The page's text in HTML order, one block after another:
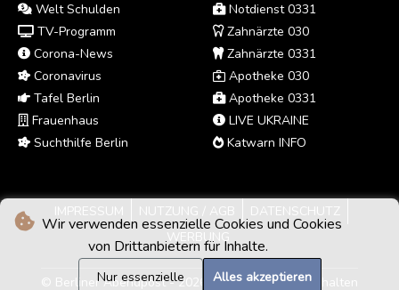
Wir verwenden essenzielle Cookies und Cookies
von Drittanbietern für Inhalte.
Nur essenzielle Alles akzeptieren
Welt Schulden
TV-Programm
Corona-News
Coronavirus
Tafel Berlin
Frauenhaus
Suchthilfe Berlin
Notdienst 0331
Zahnärzte 030
Zahnärzte 0331
Apotheke 030
Apotheke 0331
LIVE UKRAINE
Katwarn INFO
IMPRESSUM NUTZUNG / AGB
DATENSCHUTZ
WERBUNG
© Berliner Abendpost - 2026 - Alle Rechte vorbehalten